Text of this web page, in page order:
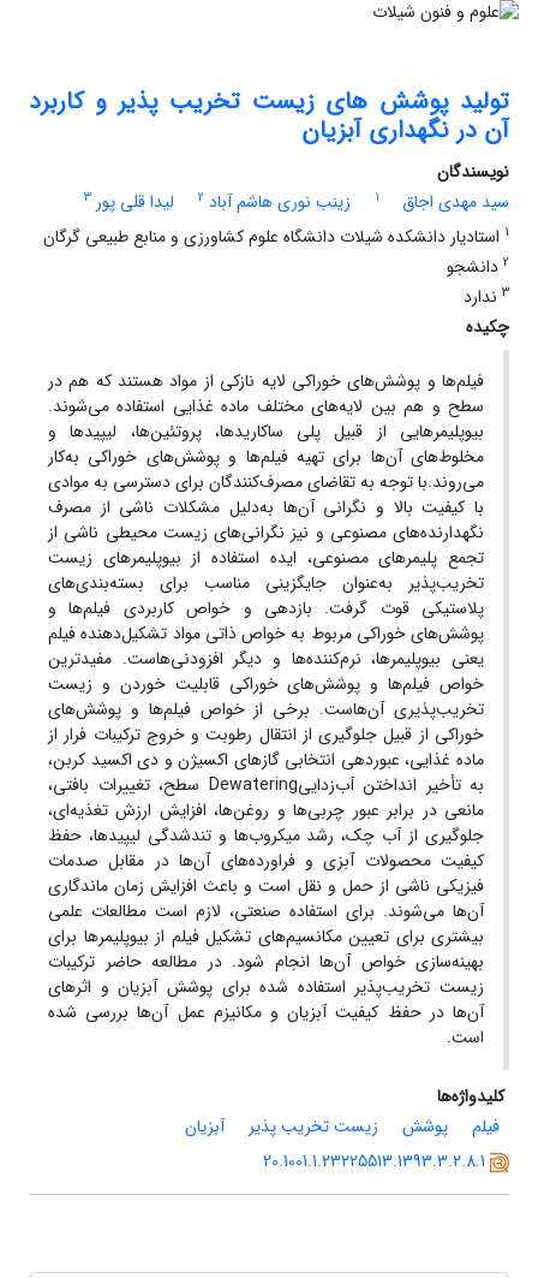
تولید پوشش های زیست تخریب پذیر و کاربرد
آن در نگهداری آبزیان
نویسندگان
سید مهدی اجاق
1 زینب نوری هاشم آباد 2 لیدا قلی پور 3
1 استادیار دانشکده شیلات دانشگاه علوم کشاورزی و منابع طبیعی گرگان
2 دانشجو
3 ندارد
چکیده
فیلم‌ها و پوشش‌های خوراکی لایه نازکی از مواد هستند که هم در
سطح و هم بین لایه‌های مختلف ماده غذایی استفاده می‌شوند.
بیوپلیمرهایی از قبیل پلی ساکاریدها، پروتئین‌ها، لیپیدها و
مخلوط‌های آن‌ها برای تهیه فیلم‌ها و پوشش‌های خوراکی به‌کار
می‌روند.با توجه به تقاضای مصرف‌کنندگان برای دسترسی به موادی
با کیفیت بالا و نگرانی آن‌ها به‌دلیل مشکلات ناشی از مصرف
نگهدارنده‌های مصنوعی و نیز نگرانی‌های زیست محیطی ناشی از
تجمع پلیمرهای مصنوعی، ایده استفاده از بیوپلیمرهای زیست
تخریب‌پذیر به‌عنوان جایگزینی مناسب برای بسته‌بندی‌های
پلاستیکی قوت گرفت. بازدهی و خواص کاربردی فیلم‌ها و
پوشش‌های خوراکی مربوط به خواص ذاتی مواد تشکیل‌دهنده فیلم
یعنی بیوپلیمرها، نرم‌کننده‌ها و دیگر افزودنی‌هاست. مفیدترین
خواص فیلم‌ها و پوشش‌های خوراکی قابلیت خوردن و زیست
تخریب‌پذیری آن‌هاست. برخی از خواص فیلم‌ها و پوشش‌های
خوراکی از قبیل جلوگیری از انتقال رطوبت و خروج ترکیبات فرار از
ماده غذایی، عبوردهی انتخابی گازهای اکسیژن و دی اکسید کربن،
به تأخیر انداختنآب‌زداییDewatering سطح، تغییرات بافتی،
مانعی در برابر عبور چربی‌ها و روغن‌ها، افزایش ارزش تغذیه‌ای،
جلوگیری از آب چک، رشد میکروب‌ها و تندشدگی لیپیدها، حفظ
کیفیت محصولات آبزی و فراورده‌های آن‌ها در مقابل صدمات
فیزیکی ناشی از حمل و نقل است و باعث افزایش زمان ماندگاری
آن‌ها می‌شوند. برای استفاده صنعتی، لازم است مطالعات علمی
بیشتری برای تعیین مکانسیم‌های تشکیل فیلم از بیوپلیمرها برای
بهینه‌سازی خواص آن‌ها انجام شود. در مطالعه حاضر ترکیبات
زیست تخریب‌پذیر استفاده شده برای پوشش آبزیان و اثرهای
آن‌ها در حفظ کیفیت آبزیان و مکانیزم عمل آن‌ها بررسی شده
است.
کلیدواژه‌ها
فیلم
پوشش زیست تخریب پذیر
آبزیان
20.1001.1.23225513.1393.3.2.8.1